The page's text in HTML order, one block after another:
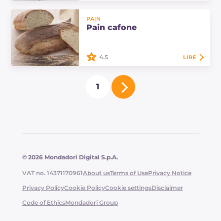
et pommes de terre est une brioche
moelleuse parfaite pour les apéritifs
PAIN
Pain cafone
Le pain cafone est un pain de
semoule de blé dur remoulu
d'origine paysanne, typique de la
4.5 LIRE
1
© 2026 Mondadori Digital S.p.A.
VAT no. 14371170961About usTerms of UsePrivacy Notice
Privacy PolicyCookie PolicyCookie settingsDisclaimer
Code of EthicsMondadori Group